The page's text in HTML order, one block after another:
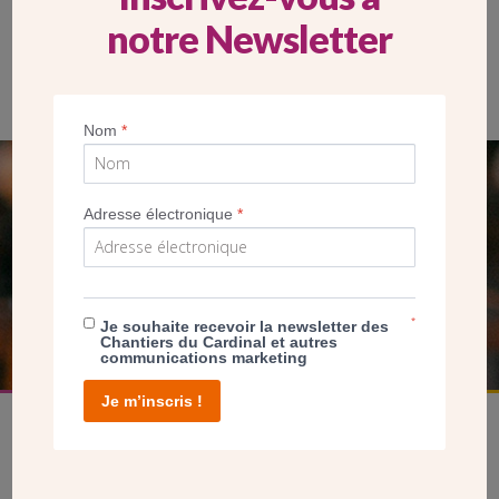
SEUL VOTRE DON
NOUS PERMET D’AGIR
FAIRE UN DON
notre Newsletter
Nom*
Adresse électronique*
Je souhaite recevoir la newsletter des
Chantiers du Cardinal et autres
communications marketing
*
Je m’inscris !